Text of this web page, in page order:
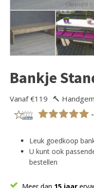
Bankje
Vanaf €119 🔨
Leuk goedkoop
U kunt ook
bestellen
Meer dan 15 jaar